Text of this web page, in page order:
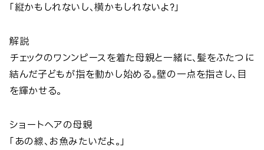
「縦かもしれないし、横かもしれないよ？」
解説
チェックのワンンピースを着た母親と一緒に、髪をふたつに
結んだ子どもが指を動かし始める。壁の一点を指さし、目
を輝かせる。
ショートヘアの母親
「あの線、お魚みたいだよ。」